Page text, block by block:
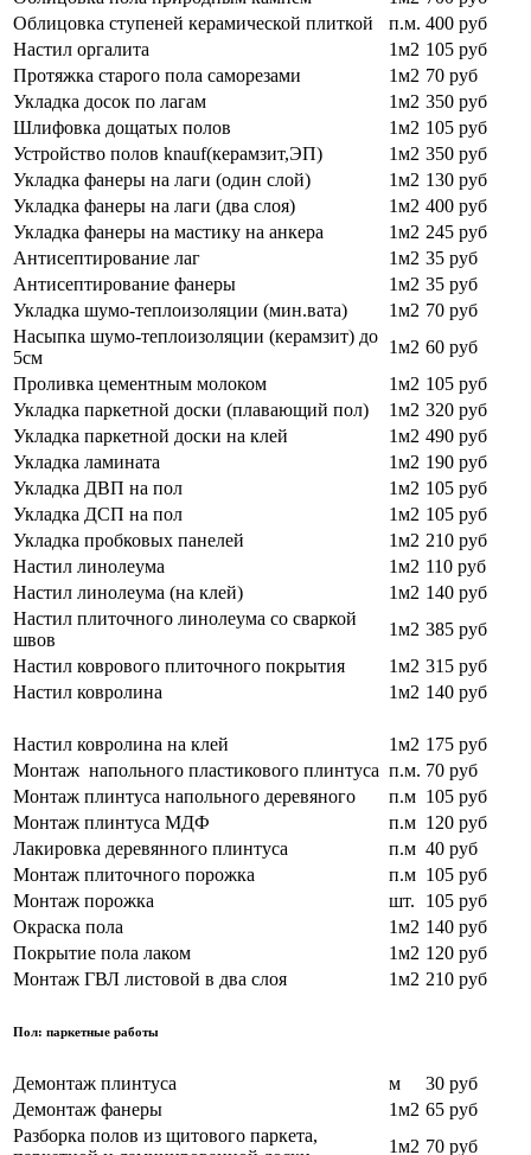
Облицовка ступеней керамической плиткой
п.м. 400 руб
Настил оргалита
1м2 105 руб
Протяжка старого пола саморезами
1м2 70 руб
Укладка досок по лагам
1м2 350 руб
Шлифовка дощатых полов
1м2 105 руб
Устройство полов knauf(керамзит,ЭП)
1м2 350 руб
Укладка фанеры на лаги (один слой)
1м2 130 руб
Укладка фанеры на лаги (два слоя)
1м2 400 руб
Укладка фанеры на мастику на анкера
1м2 245 руб
Антисептирование лаг
1м2 35 руб
Антисептирование фанеры
1м2 35 руб
Укладка шумо-теплоизоляции (мин.вата)
1м2 70 руб
Насыпка шумо-теплоизоляции (керамзит) до
5см
1м2 60 руб
Проливка цементным молоком
1м2 105 руб
Укладка паркетной доски (плавающий пол)
1м2 320 руб
Укладка паркетной доски на клей
1м2 490 руб
Укладка ламината
1м2 190 руб
Укладка ДВП на пол
1м2 105 руб
Укладка ДСП на пол
1м2 105 руб
Укладка пробковых панелей
1м2 210 руб
Настил линолеума
1м2 110 руб
Настил линолеума (на клей)
1м2 140 руб
Настил плиточного линолеума со сваркой
швов
1м2 385 руб
Настил коврового плиточного покрытия
1м2 315 руб
Настил ковролина
1м2 140 руб
Настил ковролина на клей 1м2 175 руб
Монтаж напольного пластикового плинтуса п.м. 70 руб
Монтаж плинтуса напольного деревяного
п.м 105 руб
Монтаж плинтуса МДФ
п.м 120 руб
Лакировка деревянного плинтуса
п.м 40 руб
Монтаж плиточного порожка
п.м 105 руб
Монтаж порожка
шт.
105 руб
Окраска пола
1м2 140 руб
Покрытие пола лаком
1м2 120 руб
Монтаж ГВЛ листовой в два слоя
1м2 210 руб
Пол: паркетные работы
Демонтаж плинтуса м
30 руб
Демонтаж фанеры
1м2 65 руб
Разборка полов из щитового паркета,
1м2 70 руб